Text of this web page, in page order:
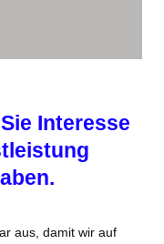
Interesse
aus, damit wir auf